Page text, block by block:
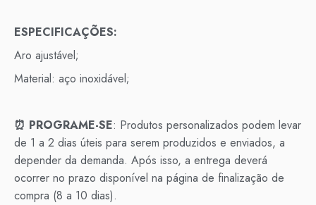
ESPECIFICAÇÕES:
Aro ajustável;
Material: aço inoxidável;
⏰ PROGRAME-SE: Produtos personalizados podem levar
de 1 a 2 dias úteis para serem produzidos e enviados, a
depender da demanda. Após isso, a entrega deverá
ocorrer no prazo disponível na página de finalização de
compra (8 a 10 dias).